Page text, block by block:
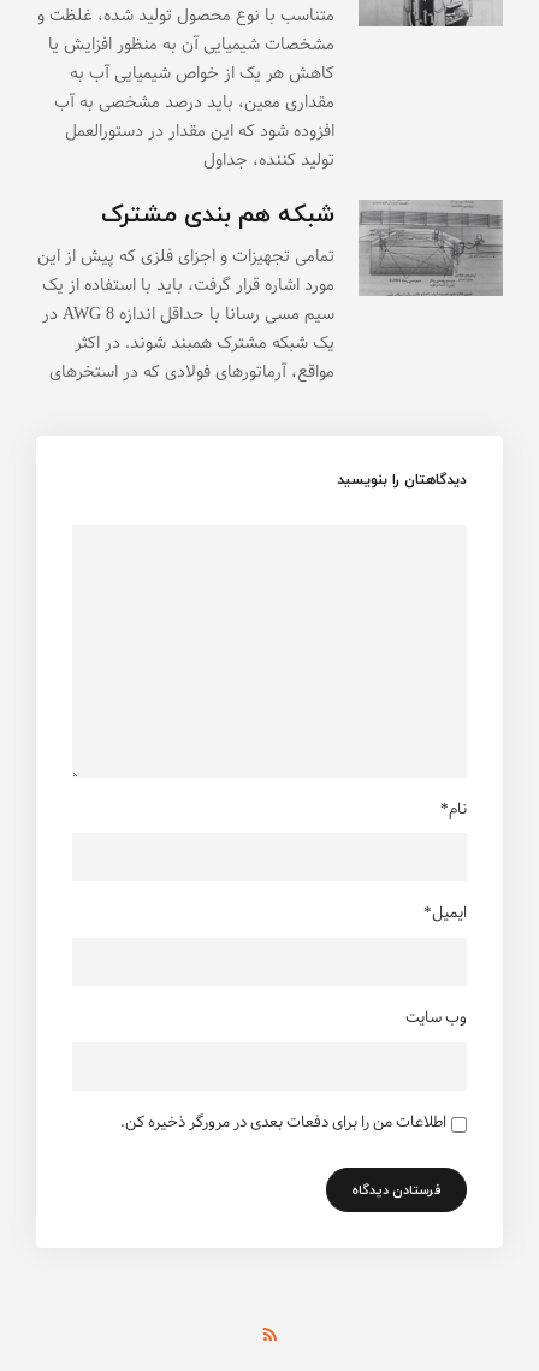
متناسب با نوع محصول تولید شده، غلظت و
مشخصات شیمیایی آن به منظور افزایش یا
کاهش هر یک از خواص شیمیایی آب به
مقداری معین، باید درصد مشخصی به آب
افزوده شود که این مقدار در دستورالعمل
تولید کننده، جداول
شبکه هم بندی مشترک
تمامی تجهیزات و اجزای فلزی که پیش از این
مورد اشاره قرار گرفت، باید با استفاده از یک
سیم مسی رسانا با حداقل اندازه AWG 8 در
یک شبکه مشترک همبند شوند. در اکثر
مواقع، آرماتورهای فولادی که در استخرهای
دیدگاهتان را بنویسید
نام*
ایمیل*
وب سایت
اطلاعات من را برای دفعات بعدی در مرورگر ذخیره کن.